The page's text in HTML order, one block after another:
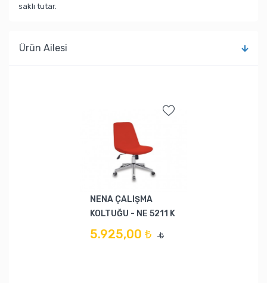
saklı tutar.
Ürün Ailesi
NENA ÇALIŞMA
KOLTUĞU - NE 5211 K
5.925,00 ₺ ₺